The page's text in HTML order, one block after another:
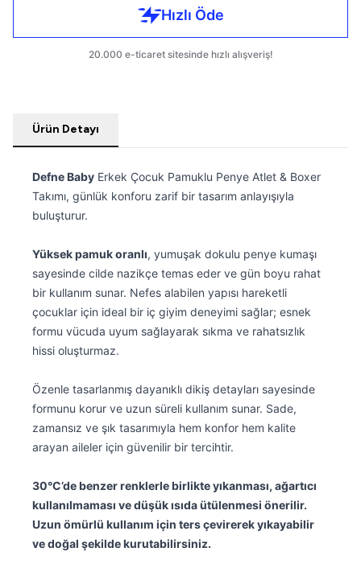
Ürün Detayı
Defne Baby Erkek Çocuk Pamuklu Penye Atlet & Boxer
Takımı, günlük konforu zarif bir tasarım anlayışıyla
buluşturur.
Yüksek pamuk oranlı, yumuşak dokulu penye kumaşı
sayesinde cilde nazikçe temas eder ve gün boyu rahat
bir kullanım sunar. Nefes alabilen yapısı hareketli
çocuklar için ideal bir iç giyim deneyimi sağlar; esnek
formu vücuda uyum sağlayarak sıkma ve rahatsızlık
hissi oluşturmaz.
Özenle tasarlanmış dayanıklı dikiş detayları sayesinde
formunu korur ve uzun süreli kullanım sunar. Sade,
zamansız ve şık tasarımıyla hem konfor hem kalite
arayan aileler için güvenilir bir tercihtir.
30°C’de benzer renklerle birlikte yıkanması, ağartıcı
kullanılmaması ve düşük ısıda ütülenmesi önerilir.
Uzun ömürlü kullanım için ters çevirerek yıkayabilir
ve doğal şekilde kurutabilirsiniz.